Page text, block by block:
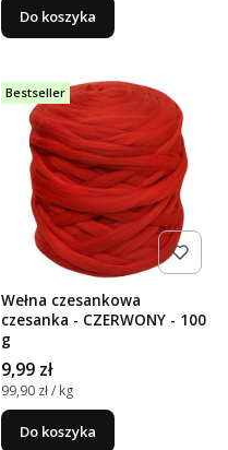
Do koszyka
Bestseller
Wełna czesankowa
czesanka - CZERWONY - 100
g
Cena
9,99 zł
Cena jednostkowa
99,90 zł / kg
Do koszyka